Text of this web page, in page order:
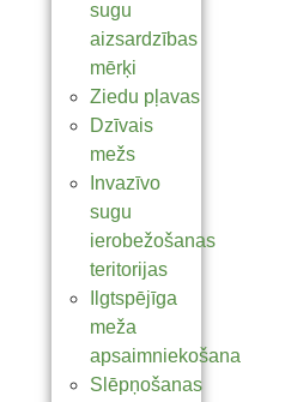
sugu
aizsardzības
mērķi
Ziedu pļavas
Dzīvais
mežs
Invazīvo
sugu
ierobežošanas
teritorijas
Ilgtspējīga
meža
apsaimniekošana
Slēpņošanas